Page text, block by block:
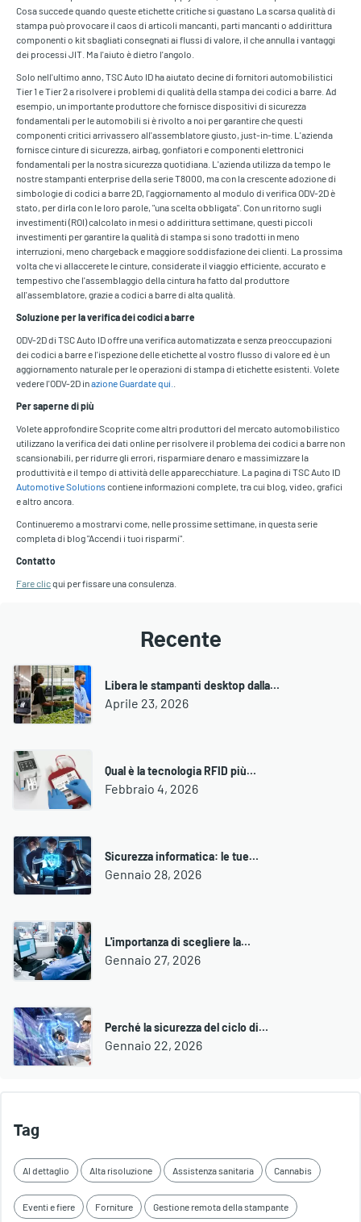
Cosa succede quando queste etichette critiche si guastano La scarsa qualità di
stampa può provocare il caos di articoli mancanti, parti mancanti o addirittura
componenti o kit sbagliati consegnati ai flussi di valore, il che annulla i vantaggi
dei processi JIT. Ma l'aiuto è dietro l'angolo.
Solo nell'ultimo anno, TSC Auto ID ha aiutato decine di fornitori automobilistici
Tier 1 e Tier 2 a risolvere i problemi di qualità della stampa dei codici a barre. Ad
esempio, un importante produttore che fornisce dispositivi di sicurezza
fondamentali per le automobili si è rivolto a noi per garantire che questi
componenti critici arrivassero all'assemblatore giusto, just-in-time. L'azienda
fornisce cinture di sicurezza, airbag, gonfiatori e componenti elettronici
fondamentali per la nostra sicurezza quotidiana. L'azienda utilizza da tempo le
nostre stampanti enterprise della serie T8000, ma con la crescente adozione di
simbologie di codici a barre 2D, l'aggiornamento al modulo di verifica ODV-2D è
stato, per dirla con le loro parole, "una scelta obbligata". Con un ritorno sugli
investimenti (ROI) calcolato in mesi o addirittura settimane, questi piccoli
investimenti per garantire la qualità di stampa si sono tradotti in meno
interruzioni, meno chargeback e maggiore soddisfazione dei clienti. La prossima
volta che vi allaccerete le cinture, considerate il viaggio efficiente, accurato e
tempestivo che l'assemblaggio della cintura ha fatto dal produttore
all'assemblatore, grazie a codici a barre di alta qualità.
Soluzione per la verifica dei codici a barre
ODV-2D di TSC Auto ID offre una verifica automatizzata e senza preoccupazioni
dei codici a barre e l'ispezione delle etichette al vostro flusso di valore ed è un
aggiornamento naturale per le operazioni di stampa di etichette esistenti. Volete
vedere l'ODV-2D inazione Guardate qui.
Per saperne di più
Volete approfondire Scoprite come altri produttori del mercato automobilistico
utilizzano la verifica dei dati online per risolvere il problema dei codici a barre non
scansionabili, per ridurre gli errori, risparmiare denaro e massimizzare la
produttività e il tempo di attività delle apparecchiature. La pagina di TSC Auto ID
Automotive Solutionscontiene informazioni complete, tra cui blog, video, grafici
e altro ancora.
Continueremo a mostrarvi come, nelle prossime settimane, in questa serie
completa di blog "Accendi i tuoi risparmi".
Contatto
Fare clicqui per fissare una consulenza.
Recente
Libera le stampanti desktop dalla…
Aprile 23, 2026
Qual è la tecnologia RFID più…
Febbraio 4, 2026
Sicurezza informatica: le tue…
Gennaio 28, 2026
L'importanza di scegliere la…
Gennaio 27, 2026
Perché la sicurezza del ciclo di…
Gennaio 22, 2026
Tag
Al dettaglio Alta risoluzione Assistenza sanitaria Cannabis
Eventi e fiere Forniture Gestione remota della stampante